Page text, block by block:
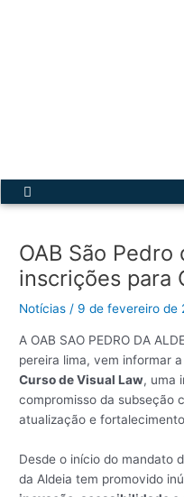
Menu
OAB São
inscrições para
Notícias / 9 de fevereiro de
A OAB SAO PEDRO DA
pereira lima, vem informar
Curso de Visual Law, uma
compromisso da subseção
atualização e
Desde o início do mandato
da Aldeia tem promovido